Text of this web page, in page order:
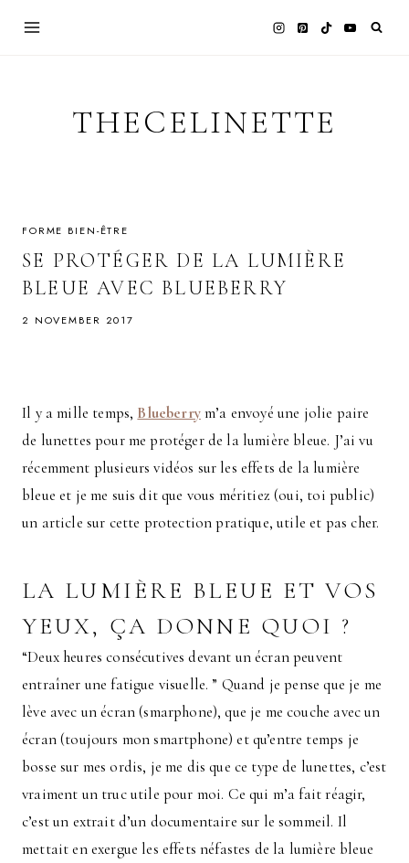
THECELINETTE
FORME BIEN-ÊTRE
SE PROTÉGER DE LA LUMIÈRE
BLEUE AVEC BLUEBERRY
2 NOVEMBER 2017
Il y a mille temps, Blueberrym’a envoyé une jolie paire
de lunettes pour me protéger de la lumière bleue. J’ai vu
récemment plusieurs vidéos sur les effets de la lumière
bleue et je me suis dit que vous méritiez (oui, toi public)
un article sur cette protection pratique, utile et pas cher.
LA LUMIÈRE BLEUE ET VOS
YEUX, ÇA DONNE QUOI ?
“Deux heures consécutives devant un écran peuvent
entraîner une fatigue visuelle. ” Quand je pense que je me
lève avec un écran (smarphone), que je me couche avec un
écran (toujours mon smartphone) et qu’entre temps je
bosse sur mes ordis, je me dis que ce type de lunettes, c’est
vraiment un truc utile pour moi. Ce qui m’a fait réagir,
c’est un extrait d’un documentaire sur le sommeil. Il
mettait en exergue les effets néfastes de la lumière bleue